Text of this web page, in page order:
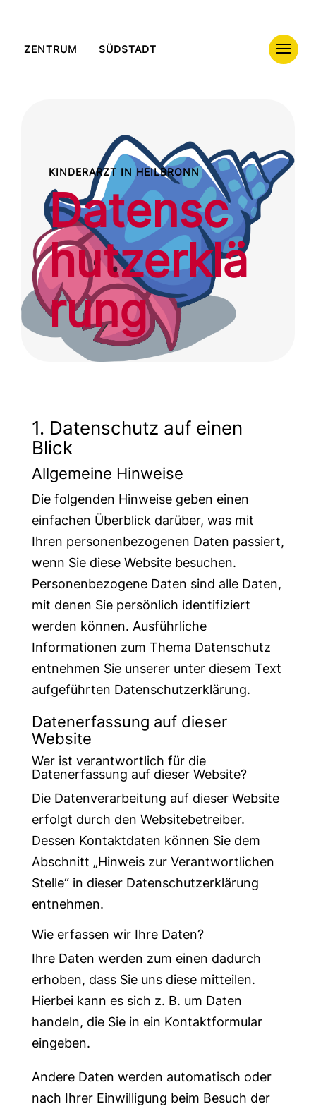
ZENTRUM SÜDSTADT
KINDERARZT IN HEILBRONN
Datensc
hutzerklä
rung
1. Datenschutz auf einen
Blick
Allgemeine Hinweise
Die folgenden Hinweise geben einen
einfachen Überblick darüber, was mit
Ihren personenbezogenen Daten passiert,
wenn Sie diese Website besuchen.
Personenbezogene Daten sind alle Daten,
mit denen Sie persönlich identifiziert
werden können. Ausführliche
Informationen zum Thema Datenschutz
entnehmen Sie unserer unter diesem Text
aufgeführten Datenschutzerklärung.
Datenerfassung auf dieser
Website
Wer ist verantwortlich für die
Datenerfassung auf dieser Website?
Die Datenverarbeitung auf dieser Website
erfolgt durch den Websitebetreiber.
Dessen Kontaktdaten können Sie dem
Abschnitt „Hinweis zur Verantwortlichen
Stelle“ in dieser Datenschutzerklärung
entnehmen.
Wie erfassen wir Ihre Daten?
Ihre Daten werden zum einen dadurch
erhoben, dass Sie uns diese mitteilen.
Hierbei kann es sich z. B. um Daten
handeln, die Sie in ein Kontaktformular
eingeben.
Andere Daten werden automatisch oder
nach Ihrer Einwilligung beim Besuch der